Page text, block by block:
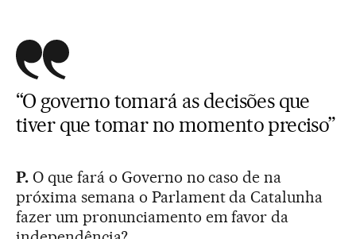
“O governo tomará as decisões que
tiver que tomar no momento preciso”
P.O que fará o Governo no caso de na
próxima semana o Parlament da Catalunha
fazer um pronunciamento em favor da